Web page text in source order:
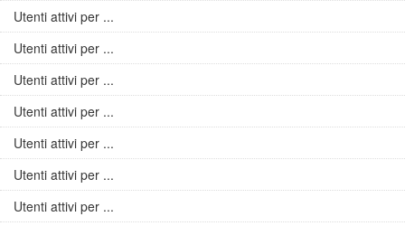
Utenti attivi per ...
Utenti attivi per ...
Utenti attivi per ...
Utenti attivi per ...
Utenti attivi per ...
Utenti attivi per ...
Utenti attivi per ...